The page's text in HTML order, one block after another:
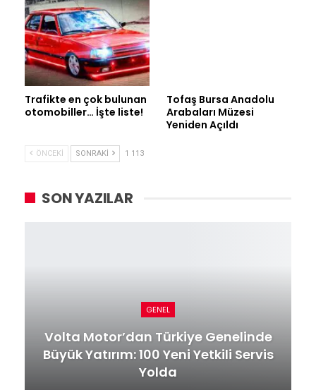
Trafikte en çok bulunan
otomobiller… İşte liste!
Tofaş Bursa Anadolu
Arabaları Müzesi
Yeniden Açıldı
ÖNCEKI SONRAKI 1 113
SON YAZILAR
GENEL
Volta Motor’dan Türkiye Genelinde
Büyük Yatırım: 100 Yeni Yetkili Servis
Yolda